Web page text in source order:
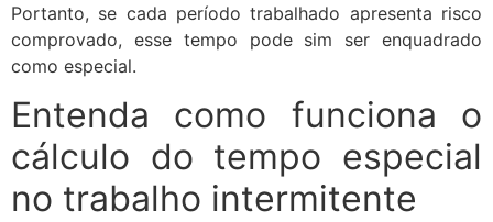
Portanto, se cada período trabalhado apresenta risco
comprovado, esse tempo pode sim ser enquadrado
como especial.
Entenda como funciona o
cálculo do tempo especial
no trabalho intermitente